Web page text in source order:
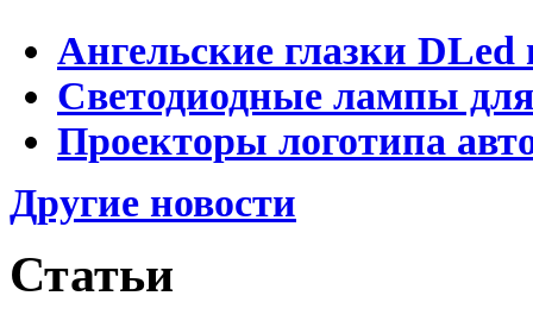
Ангельские глазки DLed
Светодиодные лампы
Проекторы логотипа
Другие новости
Статьи